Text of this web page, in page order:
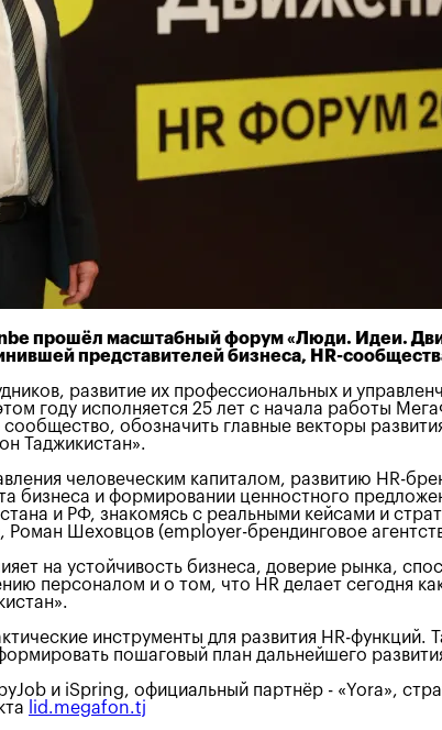
прошёл масштабный форум «Люди. Идеи.
представителей бизнеса, HR-
развитие их профессиональных и
году исполняется 25 лет с начала работы
обозначить главные векторы
Таджикистан».
человеческим капиталом, развитию HR-
бизнеса и формировании ценностного
и РФ, знакомясь с реальными кейсами и
Роман Шеховцов (employer-брендинговое
на устойчивость бизнеса, доверие рынка,
персоналом и о том, что HR делает сегодня
инструменты для развития HR-
пошаговый план дальнейшего
и iSpring, официальный партнёр - «Yora»,
lid.megafon.tj